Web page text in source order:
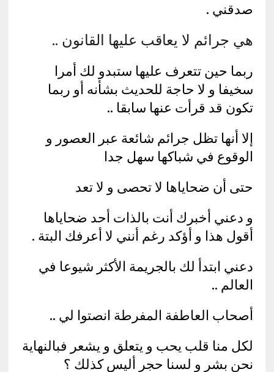
صدقني .
هي جرائم لا يعاقب عليها القانون ..
ربما حين تتعرف عليها ستبدو لك أمرا
سخيفا و لا حاجة للحديث بشأنه أو ربما
تكون قد قرأت عنها سابقا ..
إلا أنها تظل جرائم شائعة عبر العصور و
الوقوع في شباكها سهل جدا
حتى أن ضحاياها لا تحصى و لا تعد
و دعني أخبرك أنت بالذات أحد ضحاياها
أقول هذا و أؤكد رغم أنني لا أعرفك البتة .
دعني ابتدأ لك بالجريمة الأكثر شيوعا في
العالم ..
أصحاب العاطفة المفرطة انصتوا لي ..
لكل منا قلب يحب و يتعلق و يشعر فبالنهاية
نحن بشر و لسنا حجر أليس كذلك ؟